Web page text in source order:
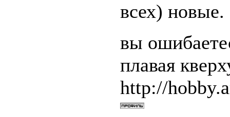
всех) новые.
вы
плавая
http://